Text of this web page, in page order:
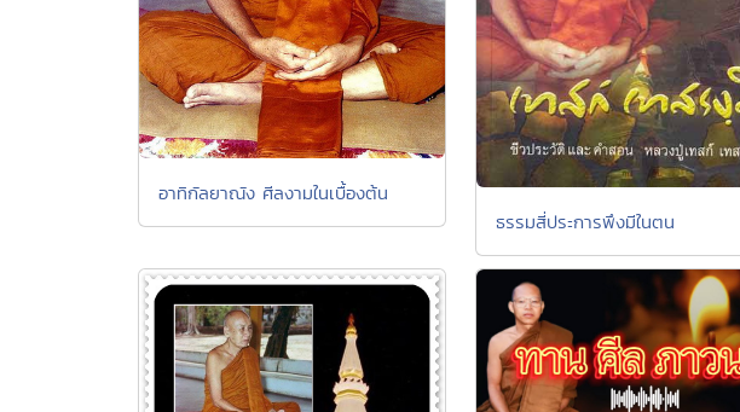
อาทิกัลยาณัง ศีลงามในเบื้องต้น
ธรรมสี่ประการพึงมีในตน